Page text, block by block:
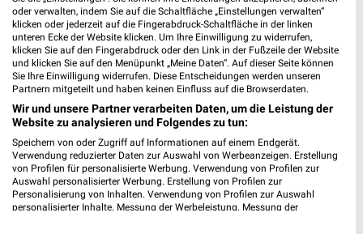
oder verwalten, indem Sie auf die Schaltfläche „Einstellungen verwalten“
klicken oder jederzeit auf die Fingerabdruck-Schaltfläche in der linken
unteren Ecke der Website klicken. Um Ihre Einwilligung zu widerrufen,
klicken Sie auf den Fingerabdruck oder den Link in der Fußzeile der Website
und klicken Sie auf den Menüpunkt „Meine Daten“. Auf dieser Seite können
Sie Ihre Einwilligung widerrufen. Diese Entscheidungen werden unseren
Partnern mitgeteilt und haben keinen Einfluss auf die Browserdaten.
Wir und unsere Partner verarbeiten Daten, um die Leistung der
Website zu analysieren und Folgendes zu tun:
Speichern von oder Zugriff auf Informationen auf einem Endgerät.
Verwendung reduzierter Daten zur Auswahl von Werbeanzeigen. Erstellung
von Profilen für personalisierte Werbung. Verwendung von Profilen zur
Auswahl personalisierter Werbung. Erstellung von Profilen zur
Personalisierung von Inhalten. Verwendung von Profilen zur Auswahl
personalisierter Inhalte. Messung der Werbeleistung. Messung der